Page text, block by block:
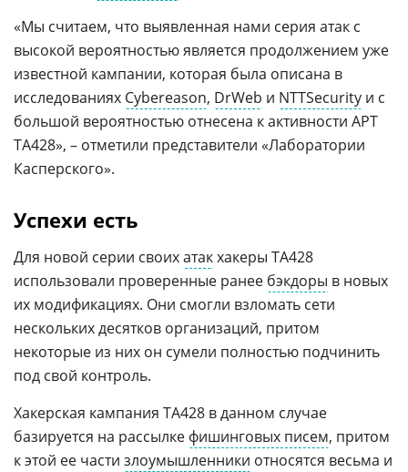
«Мы считаем, что выявленная нами серия атак c
высокой вероятностью является продолжением уже
известной кампании, которая была описана в
исследованиях Cybereason, DrWeb и NTTSecurity и с
большой вероятностью отнесена к активности APT
TA428», – отметили представители «Лаборатории
Касперского».
Успехи есть
Для новой серии своихатакхакеры ТА428
использовали проверенные ранее бэкдоры в новых
их модификациях. Они смогли взломать сети
нескольких десятков организаций, притом
некоторые из них он сумели полностью подчинить
под свой контроль.
Хакерская кампания ТА428 в данном случае
базируется на рассылке фишинговых писем, притом
к этой ее части злоумышленники относятся весьма и